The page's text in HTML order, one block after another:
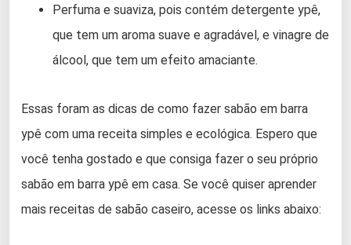
Perfuma e suaviza, pois contém detergente ypê,
que tem um aroma suave e agradável, e vinagre de
álcool, que tem um efeito amaciante.
Essas foram as dicas de como fazer sabão em barra
ypê com uma receita simples e ecológica. Espero que
você tenha gostado e que consiga fazer o seu próprio
sabão em barra ypê em casa. Se você quiser aprender
mais receitas de sabão caseiro, acesse os links abaixo: